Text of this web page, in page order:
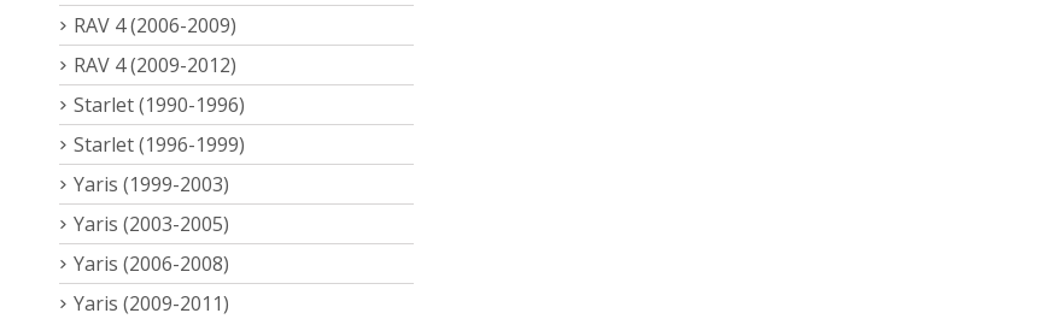
RAV 4 (2006-2009)
RAV 4 (2009-2012)
Starlet (1990-1996)
Starlet (1996-1999)
Yaris (1999-2003)
Yaris (2003-2005)
Yaris (2006-2008)
Yaris (2009-2011)